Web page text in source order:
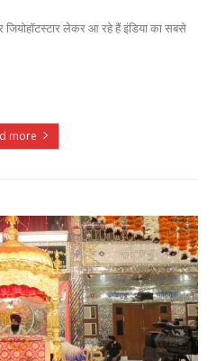
लेकर आ रहे हैं इंडिया का सबसे
more